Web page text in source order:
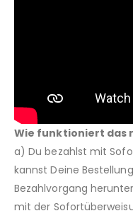
Wie funktioniert das
a) Du bezahlst mit
kannst Deine
Bezahlvorgang
mit der